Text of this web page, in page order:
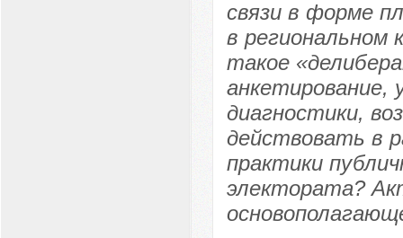
связи в форме
в региональном
такое
анкетирование,
диагностики,
действовать в
практики
электората?